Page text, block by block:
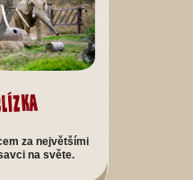
za největšími
na světe.